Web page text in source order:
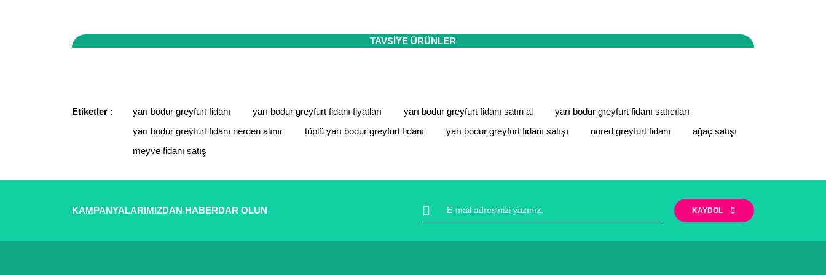
Bu ürünün fiyat bilgisi, resim, ürün açıklamalarında ve diğer konularda yetersiz gördüğünüz noktaları öneri formunu kullanarak tarafımıza iletebilirsiniz.
Ürün fiyatı diğer sitelerden daha pahalı.
Bu ürüne benzer farklı alternatifler olmalı.
TAVSİYE ÜRÜNLER
Etiketler : yarı bodur greyfurt fidanı yarı bodur greyfurt fidanı fiyatları yarı bodur greyfurt fidanı satın al
yarı bodur greyfurt fidanı satıcıları
yarı bodur greyfurt fidanı nerden alınır
tüplü yarı bodur greyfurt fidanı yarı bodur greyfurt fidanı satışı riored greyfurt fidanı
ağaç satışı
meyve fidanı satış
KAMPANYALARIMIZDAN HABERDAR OLUN KAYDOL